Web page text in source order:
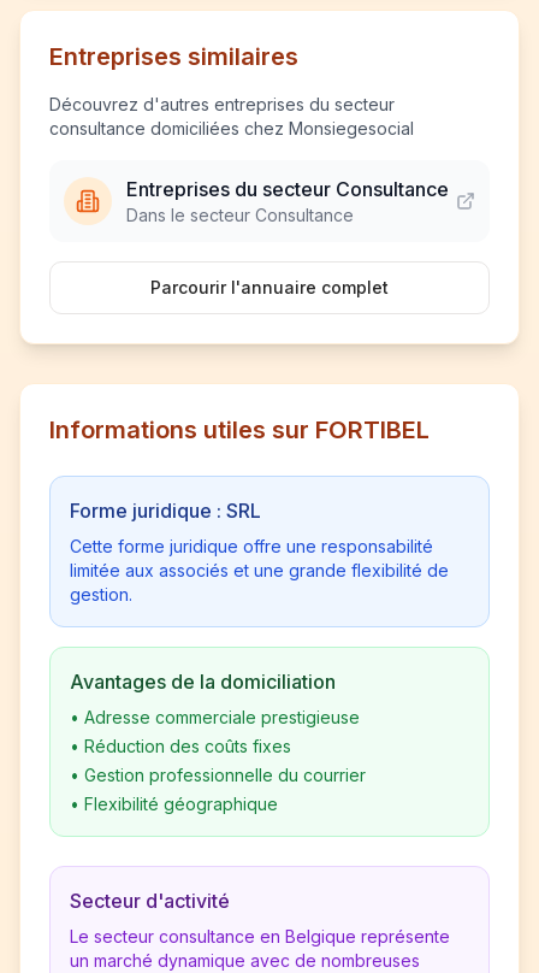
Entreprises similaires
Découvrez d'autres entreprises du secteur
consultance domiciliées chez Monsiegesocial
Entreprises du secteur Consultance
Dans le secteur Consultance
Parcourir l'annuaire complet
Informations utiles sur FORTIBEL
Forme juridique : SRL
Cette forme juridique offre une responsabilité
limitée aux associés et une grande flexibilité de
gestion.
Avantages de la domiciliation
• Adresse commerciale prestigieuse
• Réduction des coûts fixes
• Gestion professionnelle du courrier
• Flexibilité géographique
Secteur d'activité
Le secteur consultance en Belgique représente
un marché dynamique avec de nombreuses